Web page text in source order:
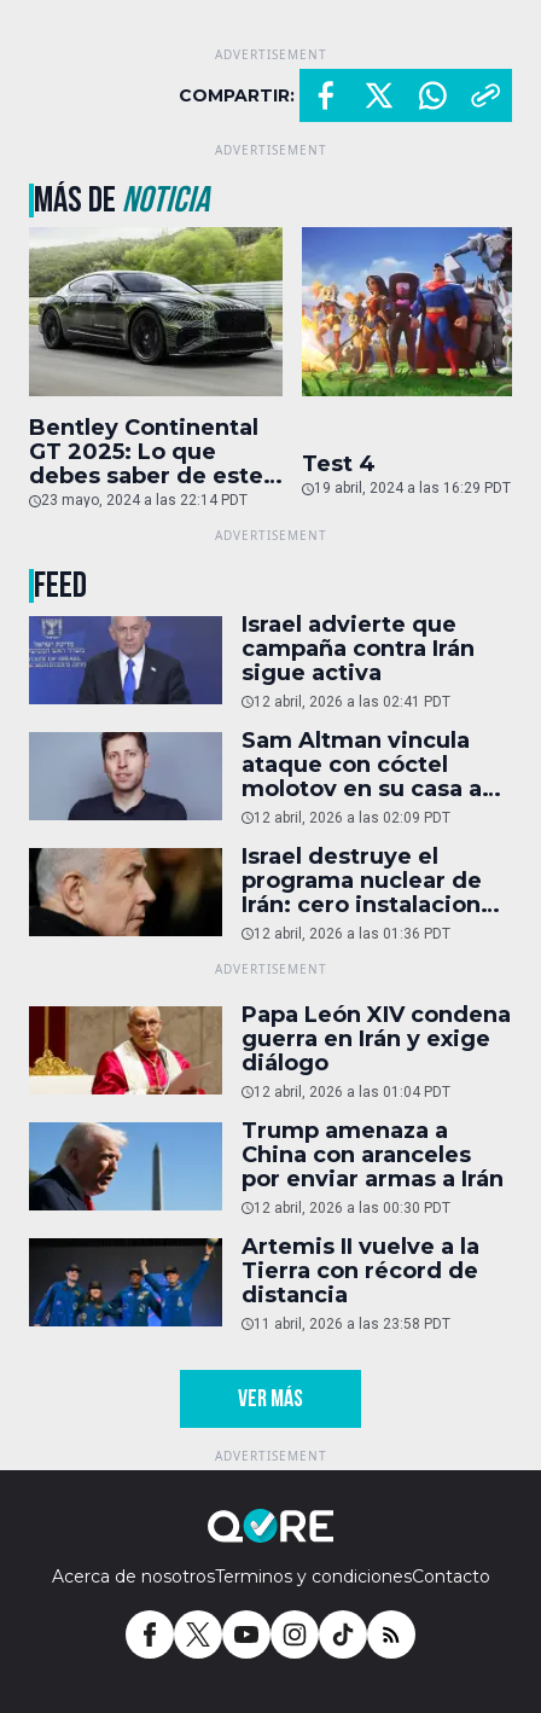
COMPARTIR:
MÁS DENOTICIA
Bentley Continental
GT 2025: Lo que
debes saber de este
auto de superlujo
23 mayo, 2024 a las 22:14 PDT
Test 4
19 abril, 2024 a las 16:29 PDT
FEED
Israel advierte que
campaña contra Irán
sigue activa
12 abril, 2026 a las 02:41 PDT
Sam Altman vincula
ataque con cóctel
molotov en su casa a
reportaje
12 abril, 2026 a las 02:09 PDT
Israel destruye el
programa nuclear de
Irán: cero instalaciones
operativas
12 abril, 2026 a las 01:36 PDT
Papa León XIV condena
guerra en Irán y exige
diálogo
12 abril, 2026 a las 01:04 PDT
Trump amenaza a
China con aranceles
por enviar armas a Irán
12 abril, 2026 a las 00:30 PDT
Artemis II vuelve a la
Tierra con récord de
distancia
11 abril, 2026 a las 23:58 PDT
VER MÁS
Acerca de nosotrosTerminos y condicionesContacto